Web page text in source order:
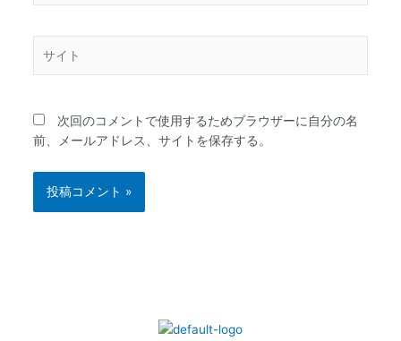
*
次回のコメントで使用するためブラウザーに自分の名
前、メールアドレス、サイトを保存する。